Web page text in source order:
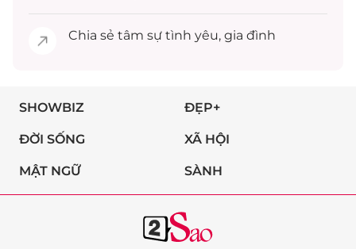
Chia sẻ tâm sự tình yêu, gia đình
SHOWBIZ ĐẸP+
ĐỜI SỐNG XÃ HỘI
MẬT NGỮ SÀNH